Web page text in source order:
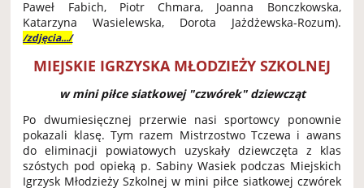
Paweł Fabich, Piotr Chmara, Joanna Bonczkowska,
Katarzyna Wasielewska, Dorota Jażdżewska-Rozum).
/zdjęcia.../
MIEJSKIE IGRZYSKA MŁODZIEŻY SZKOLNEJ
w mini piłce siatkowej "czwórek" dziewcząt
Po dwumiesięcznej przerwie nasi sportowcy ponownie
pokazali klasę. Tym razem Mistrzostwo Tczewa i awans
do eliminacji powiatowych uzyskały dziewczęta z klas
szóstych pod opieką p. Sabiny Wasiek podczas Miejskich
Igrzysk Młodzieży Szkolnej w mini piłce siatkowej czwórek